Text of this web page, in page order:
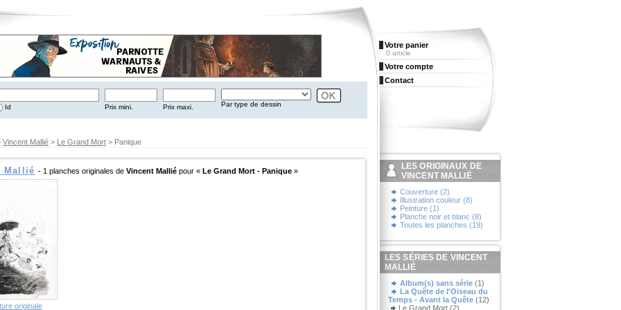
Id Prix mini. Prix maxi. Par type de dessin
Vincent Mallié > Le Grand Mort > Panique
Mallié - 1 planches originales deVincent Mallié pour «Le Grand Mort - Panique»
originale
Votre panier
0 article
Votre compte
Contact
LES ORIGINAUX DE
VINCENT MALLIÉ
Couverture (2)
Illustration couleur (8)
Peinture (1)
Planche noir et blanc (8)
Toutes les planches (19)
LES SÉRIES DE VINCENT
MALLIÉ
Album(s) sans série (1)
La Quête de l'Oiseau du
Temps - Avant la Quête (12)
Le Grand Mort (2)